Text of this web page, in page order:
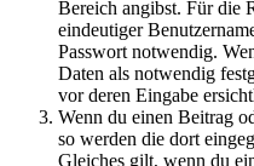
Bereich angibst. Für die
eindeutiger
Passwort notwendig.
Daten als notwendig
vor deren Eingabe
Wenn du einen Beitrag
so werden die dort
Gleiches gilt, wenn du